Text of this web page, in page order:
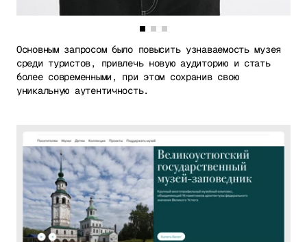
Основным запросом было повысить узнаваемость музея
среди туристов, привлечь новую аудиторию и стать
более современными, при этом сохранив свою
уникальную аутентичность.